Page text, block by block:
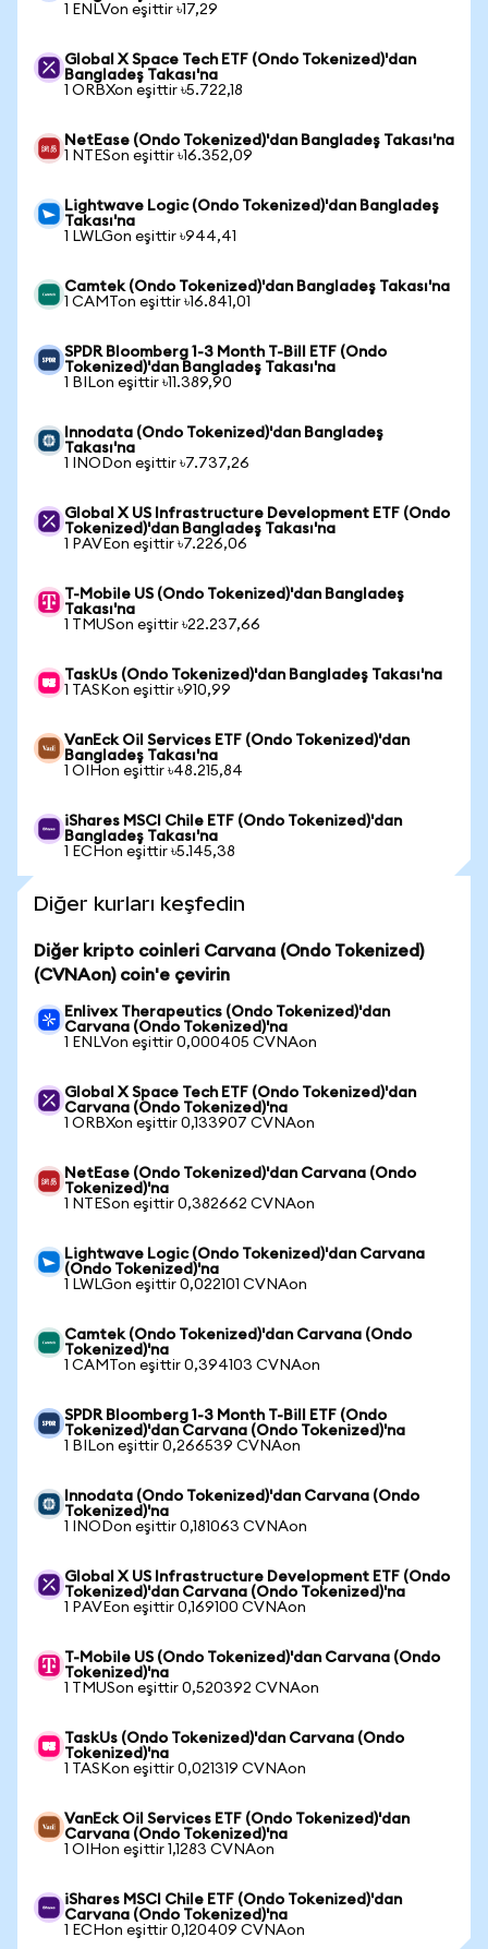
1 ENLVon eşittir ৳17,29
Global X Space Tech ETF (Ondo Tokenized)'dan
Bangladeş Takası'na
1 ORBXon eşittir ৳5.722,18
NetEase (Ondo Tokenized)'dan Bangladeş Takası'na
1 NTESon eşittir ৳16.352,09
Lightwave Logic (Ondo Tokenized)'dan Bangladeş
Takası'na
1 LWLGon eşittir ৳944,41
Camtek (Ondo Tokenized)'dan Bangladeş Takası'na
1 CAMTon eşittir ৳16.841,01
SPDR Bloomberg 1-3 Month T-Bill ETF (Ondo
Tokenized)'dan Bangladeş Takası'na
1 BILon eşittir ৳11.389,90
Innodata (Ondo Tokenized)'dan Bangladeş
Takası'na
1 INODon eşittir ৳7.737,26
Global X US Infrastructure Development ETF (Ondo
Tokenized)'dan Bangladeş Takası'na
1 PAVEon eşittir ৳7.226,06
T-Mobile US (Ondo Tokenized)'dan Bangladeş
Takası'na
1 TMUSon eşittir ৳22.237,66
TaskUs (Ondo Tokenized)'dan Bangladeş Takası'na
1 TASKon eşittir ৳910,99
VanEck Oil Services ETF (Ondo Tokenized)'dan
Bangladeş Takası'na
1 OIHon eşittir ৳48.215,84
iShares MSCI Chile ETF (Ondo Tokenized)'dan
Bangladeş Takası'na
1 ECHon eşittir ৳5.145,38
Diğer kurları keşfedin
Diğer kripto coinleri Carvana (Ondo Tokenized)
(CVNAon) coin'e çevirin
Enlivex Therapeutics (Ondo Tokenized)'dan
Carvana (Ondo Tokenized)'na
1 ENLVon eşittir 0,000405 CVNAon
Global X Space Tech ETF (Ondo Tokenized)'dan
Carvana (Ondo Tokenized)'na
1 ORBXon eşittir 0,133907 CVNAon
NetEase (Ondo Tokenized)'dan Carvana (Ondo
Tokenized)'na
1 NTESon eşittir 0,382662 CVNAon
Lightwave Logic (Ondo Tokenized)'dan Carvana
(Ondo Tokenized)'na
1 LWLGon eşittir 0,022101 CVNAon
Camtek (Ondo Tokenized)'dan Carvana (Ondo
Tokenized)'na
1 CAMTon eşittir 0,394103 CVNAon
SPDR Bloomberg 1-3 Month T-Bill ETF (Ondo
Tokenized)'dan Carvana (Ondo Tokenized)'na
1 BILon eşittir 0,266539 CVNAon
Innodata (Ondo Tokenized)'dan Carvana (Ondo
Tokenized)'na
1 INODon eşittir 0,181063 CVNAon
Global X US Infrastructure Development ETF (Ondo
Tokenized)'dan Carvana (Ondo Tokenized)'na
1 PAVEon eşittir 0,169100 CVNAon
T-Mobile US (Ondo Tokenized)'dan Carvana (Ondo
Tokenized)'na
1 TMUSon eşittir 0,520392 CVNAon
TaskUs (Ondo Tokenized)'dan Carvana (Ondo
Tokenized)'na
1 TASKon eşittir 0,021319 CVNAon
VanEck Oil Services ETF (Ondo Tokenized)'dan
Carvana (Ondo Tokenized)'na
1 OIHon eşittir 1,1283 CVNAon
iShares MSCI Chile ETF (Ondo Tokenized)'dan
Carvana (Ondo Tokenized)'na
1 ECHon eşittir 0,120409 CVNAon